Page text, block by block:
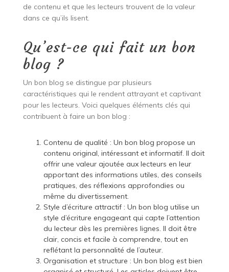
de contenu et que les lecteurs trouvent de la valeur
dans ce qu’ils lisent.
Qu’est-ce qui fait un bon
blog ?
Un bon blog se distingue par plusieurs
caractéristiques qui le rendent attrayant et captivant
pour les lecteurs. Voici quelques éléments clés qui
contribuent à faire un bon blog :
Contenu de qualité : Un bon blog propose un
contenu original, intéressant et informatif. Il doit
offrir une valeur ajoutée aux lecteurs en leur
apportant des informations utiles, des conseils
pratiques, des réflexions approfondies ou
même du divertissement.
Style d’écriture attractif : Un bon blog utilise un
style d’écriture engageant qui capte l’attention
du lecteur dès les premières lignes. Il doit être
clair, concis et facile à comprendre, tout en
reflétant la personnalité de l’auteur.
Organisation et structure : Un bon blog est bien